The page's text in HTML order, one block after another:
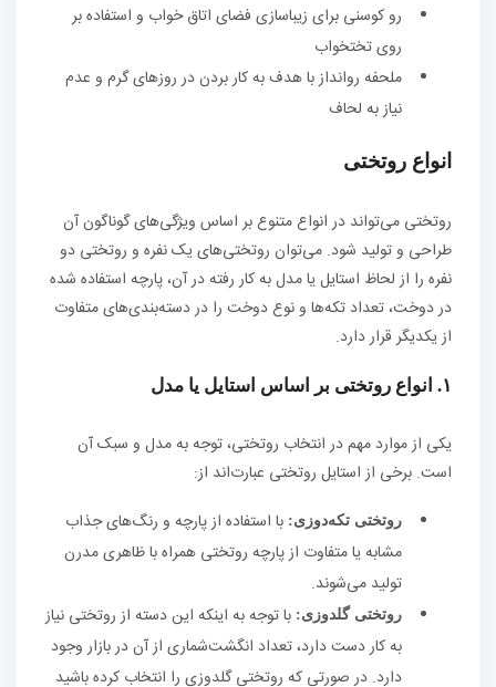
رو کوسنی برای زیباسازی فضای اتاق خواب و استفاده بر
روی تختخواب
ملحفه روانداز با هدف به کار بردن در روز‌های گرم و عدم
نیاز به لحاف
انواع روتختی
روتختی می‌تواند در انواع متنوع بر اساس ویژگی‌های گوناگون آن
طراحی و تولید شود. می‌توان روتختی‌های یک نفره و روتختی دو
نفره را از لحاظ استایل یا مدل به کار رفته در آن، پارچه استفاده شده
در دوخت، تعداد تکه‌ها و نوع دوخت را در دسته‌بندی‌های متفاوت
از یکدیگر قرار دارد.
۱. انواع روتختی بر اساس استایل یا مدل
یکی از موارد مهم در انتخاب روتختی، توجه به مدل و سبک آن
است. برخی از استایل روتختی عبارت‌اند از:
روتختی تکه‌دوزی: با استفاده از پارچه و رنگ‌های جذاب
مشابه یا متفاوت از پارچه روتختی همراه با ظاهری مدرن
تولید می‌شوند.
روتختی گلدوزی: با توجه به اینکه این دسته از روتختی نیاز
به کار دست دارد، تعداد انگشت‌شماری از آن در بازار وجود
دارد. در صورتی که روتختی گلدوزی را انتخاب کرده باشید